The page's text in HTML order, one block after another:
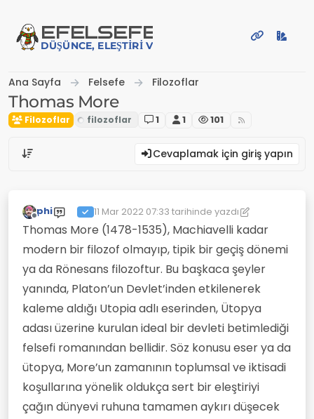
EFELSEFE
DÜŞÜNCE, ELEŞTIRI VE PAYLAŞIM PLATFORMU
Ana Sayfa Felsefe Filozoflar
Thomas More
Filozoflar 1 1 101
Cevaplamak için giriş yapın
Çevrimdışı
phi 11 Mar 2022 07:33 tarihinde yazdı
Son düzenleyen: phi3 Kas 2022 07:33
Thomas More (1478-1535), Machiavelli kadar
modern bir filozof olmayıp, tipik bir geçiş dönemi
ya da Rönesans filozoftur. Bu başkaca şeyler
yanında, Platon’un Devlet’inden etkilenerek
kaleme aldığı Utopia adlı eserinden, Ütopya
adası üzerine kurulan ideal bir devleti betimlediği
felsefi romanından bellidir. Söz konusu eser ya da
ütopya, More’un zamanının toplumsal ve iktisadi
koşullarına yönelik oldukça sert bir eleştiriyi
çağın dünyevi ruhuna tamamen aykırı düşecek